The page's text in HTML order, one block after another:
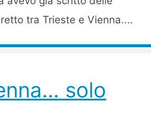
tra Trieste e Vienna....
solo